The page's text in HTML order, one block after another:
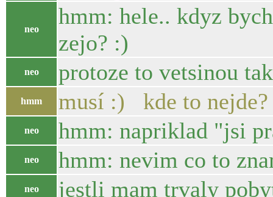
neo
hmm: hele.. kdyz
zejo? :)
neo protoze to vetsinou
hmm musí :) kde to nejde?
neo hmm: napriklad "jsi
neo hmm: nevim co to
neo jestli mam trvaly